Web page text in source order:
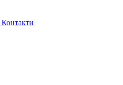
Контакти